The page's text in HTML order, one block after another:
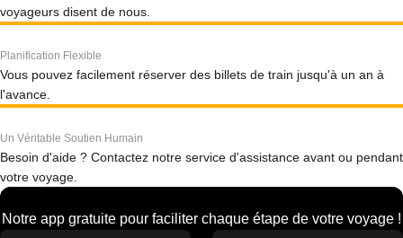
voyageurs disent de nous.
Planification Flexible
Vous pouvez facilement réserver des billets de train jusqu'à un an à
l'avance.
Un Véritable Soutien Humain
Besoin d'aide ? Contactez notre service d'assistance avant ou pendant
votre voyage.
Notre app gratuite pour faciliter chaque étape de votre voyage !